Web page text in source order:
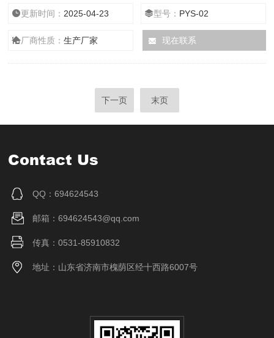
更新时间： 2025-04-23 型号： PYS-02
厂商性质：生产厂家 现在联系
下一页 末页
Contact Us
QQ：694624543
邮箱：694624543@qq.com
传真：0531-85910832
地址：山东省济南市槐荫区经十西路6007号